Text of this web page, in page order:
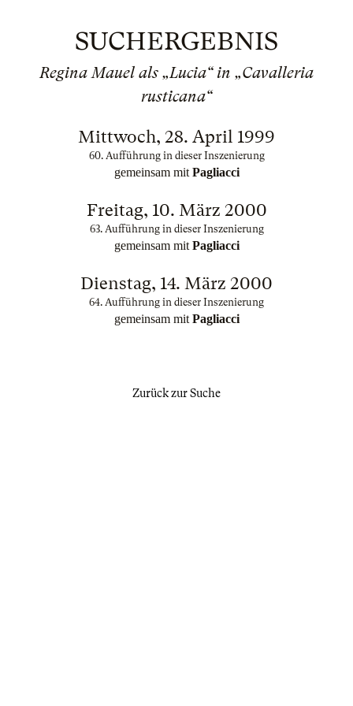
SUCHERGEBNIS
Regina Mauel als „Lucia“ in „Cavalleria
rusticana“
Mittwoch, 28. April 1999
60. Aufführung in dieser Inszenierung
gemeinsam mit Pagliacci
Freitag, 10. März 2000
63. Aufführung in dieser Inszenierung
gemeinsam mit Pagliacci
Dienstag, 14. März 2000
64. Aufführung in dieser Inszenierung
gemeinsam mit Pagliacci
Zurück zur Suche